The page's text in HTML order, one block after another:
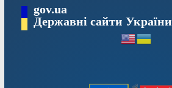
Перейтиgov.ua
Державні сайти України